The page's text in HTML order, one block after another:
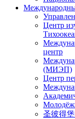
Центр
центр
(МИЭП)
Центр
圣彼得